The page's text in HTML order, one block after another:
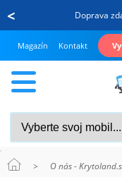
< Doprava
Magazín Kontakt
> O nás -